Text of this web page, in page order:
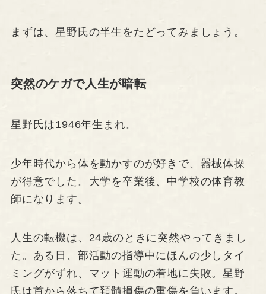
まずは、星野氏の半生をたどってみましょう。
突然のケガで人生が暗転
星野氏は1946年生まれ。
少年時代から体を動かすのが好きで、器械体操
が得意でした。大学を卒業後、中学校の体育教
師になります。
人生の転機は、24歳のときに突然やってきまし
た。ある日、部活動の指導中にほんの少しタイ
ミングがずれ、マット運動の着地に失敗。星野
氏は首から落ちて頚髄損傷の重傷を負います。